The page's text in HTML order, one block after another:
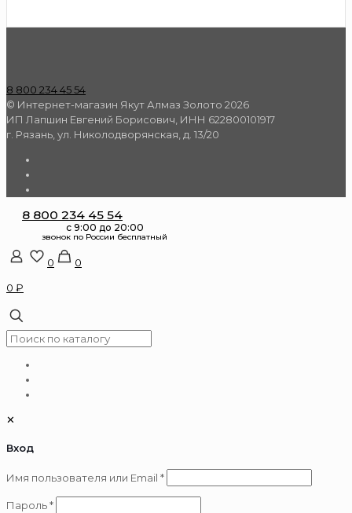
8 800 234 45 54
© Интернет-магазин Якут Алмаз Золото 2026
ИП Лапшин Евгений Борисович, ИНН 622800101917
г. Рязань, ул. Николодворянская, д. 13/20
8 800 234 45 54
0
0
0 ₽
✕
Вход
Имя пользователя или Email *Обязательно
Пароль*Обязательно